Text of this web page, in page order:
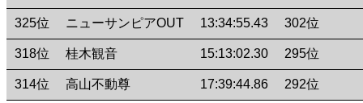
325位 ニューサンピアOUT 13:34:55.43 302位
318位 桂木観音 15:13:02.30 295位
314位 高山不動尊 17:39:44.86 292位